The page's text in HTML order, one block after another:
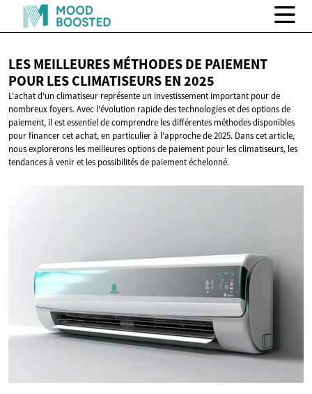
LES MEILLEURES MÉTHODES DE PAIEMENT
POUR LES CLIMATISEURSEN 2025
L'achat d'un climatiseur représente un investissement important pour de
nombreux foyers. Avec l'évolution rapide des technologies et des options de
paiement, il est essentiel de comprendre les différentes méthodes disponibles
pour financer cet achat, en particulier à l'approche de 2025. Dans cet article,
nous explorerons les meilleures options de paiement pour les climatiseurs, les
tendances à venir et les possibilités de paiement échelonné.